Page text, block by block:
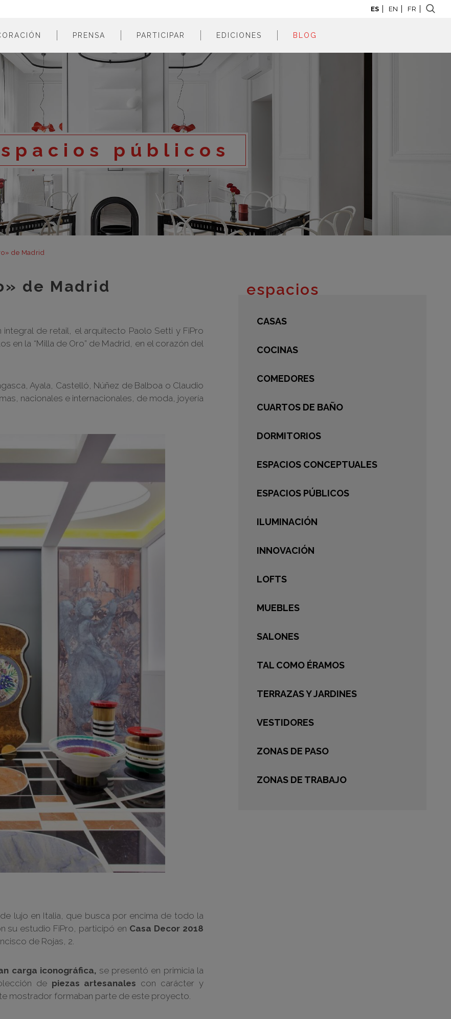
ES EN FR
colores
PRENSA PARTICIPAR
profesionales
empresas
EDICIONES
madrid 2025
madrid 2024
madrid 2021
madrid 2018
madrid 2017
madrid 2016
BLOG
públicos
de Madrid
de Madrid
de retail, el arquitecto Paolo Setti y FiPro
en la “Milla de Oro” de Madrid, en el corazón del
Ayala, Castelló, Núñez de Balboa o Claudio
nacionales e internacionales, de moda, joyería
lujo en Italia, que busca por encima de todo la
su estudio FiPro, participó en Casa Decor 2018
de Rojas, 2.
carga iconográfica, se presentó en primicia la
depiezas artesanales con carácter y
mostrador formaban parte de este proyecto.
espacios
CASAS
COCINAS
COMEDORES
CUARTOS DE BAÑO
DORMITORIOS
ESPACIOS CONCEPTUALES
ESPACIOS PÚBLICOS
ILUMINACIÓN
INNOVACIÓN
LOFTS
MUEBLES
SALONES
TAL COMO ÉRAMOS
TERRAZAS Y JARDINES
VESTIDORES
ZONAS DE PASO
ZONAS DE TRABAJO